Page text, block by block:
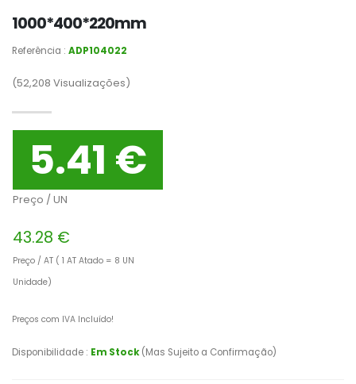
1000*400*220mm
Referência : ADP104022
(52,208 Visualizações)
5.41 €
Preço / UN
43.28 €
Preço / AT ( 1 AT Atado = 8 UN
Unidade)
Preços com IVA Incluído!
Disponibilidade : Em Stock(Mas Sujeito a Confirmação)